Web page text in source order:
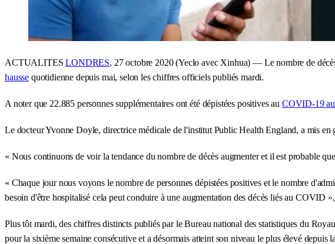
ACTUALITESLONDRES, 27 octobre 2020 (Yeclo avec Xinhua) — Le nombre de
hausse quotidienne depuis mai, selon les chiffres officiels publiés mardi.
A noter que 22.885 personnes supplémentaires ont été dépistées positives au COVID-19
Le docteur Yvonne Doyle, directrice médicale de l'institut Public Health England, a mis en
« Nous continuons de voir la tendance du nombre de décès augmenter et il est probable
« Chaque jour nous voyons le nombre de personnes dépistées positives et le nombre
besoin d'être hospitalisé cela peut conduire à une augmentation des décès liés au COVID
Plus tôt mardi, des chiffres distincts publiés par le Bureau national des statistiques du
pour la sixième semaine consécutive et a désormais atteint son niveau le plus élevé depuis